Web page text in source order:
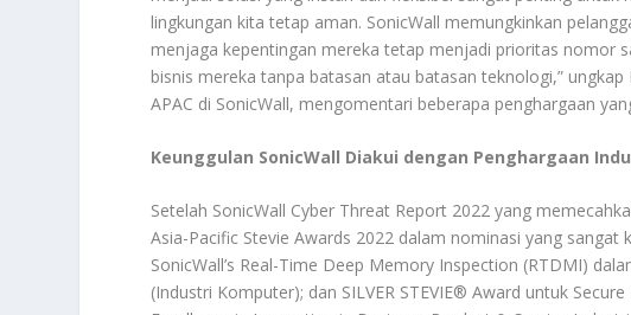
lingkungan kita tetap aman. SonicWall memungkinkan
menjaga kepentingan mereka tetap menjadi prioritas nomor
bisnis mereka tanpa batasan atau batasan teknologi,”
APAC di SonicWall, mengomentari beberapa penghargaan
Keunggulan SonicWall Diakui dengan Penghargaan
Setelah SonicWall Cyber Threat Report 2022 yang
Asia-Pacific Stevie Awards 2022 dalam nominasi yang
SonicWall’s Real-Time Deep Memory Inspection (RTDMI)
(Industri Komputer); dan SILVER STEVIE® Award untuk